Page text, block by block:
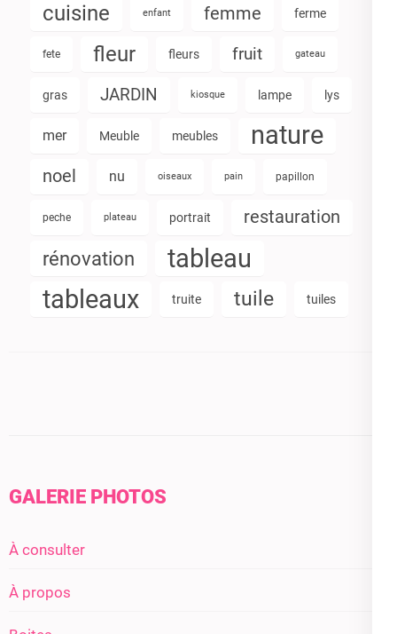
cuisine enfant femme ferme
fete fleur fleurs fruit gateau
gras JARDIN kiosque lampe lys
mer Meuble meubles nature
noel nu oiseaux pain papillon
peche plateau portrait restauration
rénovation
tableau
tableaux
truite tuile tuiles
GALERIE PHOTOS
À consulter
À propos